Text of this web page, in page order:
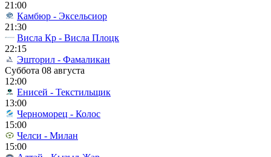
21:00
Камбюр - Эксельсиор
21:30
Висла Кр - Висла Плоцк
22:15
Эшторил - Фамаликан
Суббота 08 августа
12:00
Енисей - Текстильщик
13:00
Черноморец - Колос
15:00
Челси - Милан
15:00